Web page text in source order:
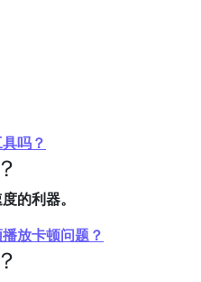
吗？
的利器。
放卡顿问题？